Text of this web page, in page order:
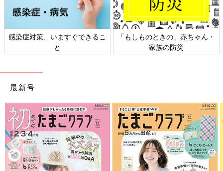
日本外来小児科学会リーフレッ
ト検討会
六星占術 細木かおりさんの人生
相談
最新号